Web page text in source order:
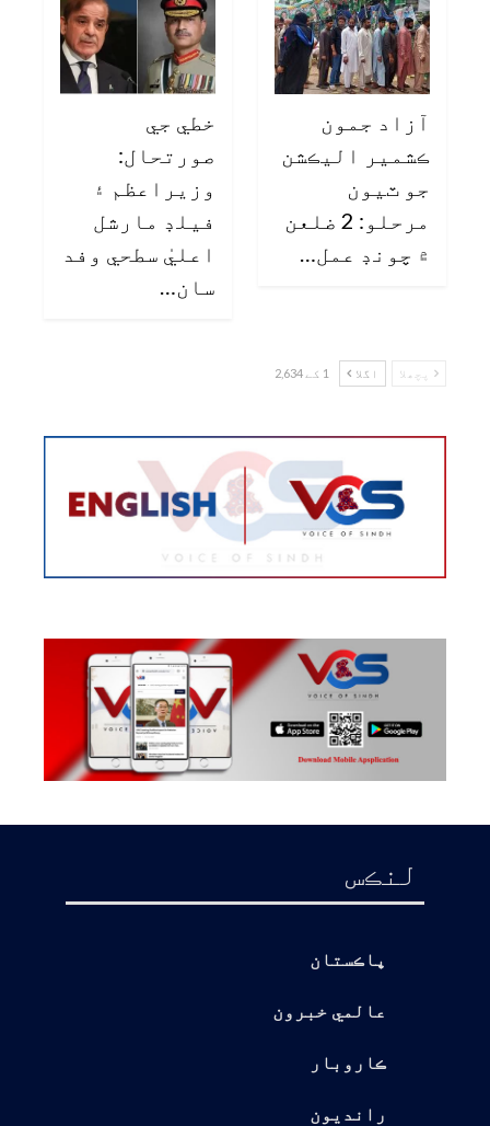
آزاد جمون
ڪشمير اليڪشن
جو ٽيون
مرحلو: 2 ضلعن
۾ چونڊ عمل…
خطي جي
صورتحال:
وزيراعظم ۽
فيلڊ مارشل
اعليٰ سطحي وفد
سان…
پچھلا اگلا 1 کے 2,634
لنڪس
پاڪستان
عالمي خبرون
ڪاروبار
رانديون